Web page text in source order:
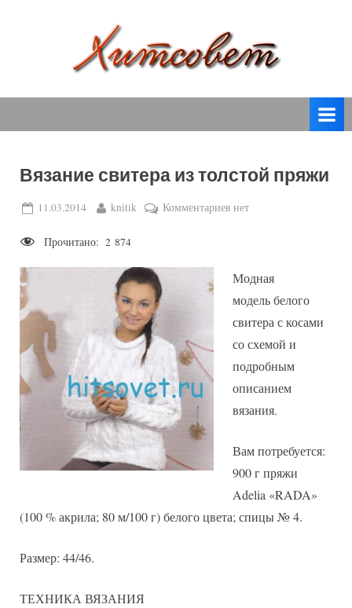
т
о
в
спицами,
крючком,
вязаные
модели
с
схемами.
Вязание свитера из толстой пряжи
Posted
11.03.2014 By
knitik Комментариевк
из
толстой
нет
Прочитано: 2 874
Модная
модель белого
свитера с косами
со схемой и
подробным
описанием
вязания.
Вам потребуется:
900 г пряжи
Adelia «RADA»
(100 % акрила; 80 м/100 г) белого цвета; спицы № 4.
Размер: 44/46.
ТЕХНИКА ВЯЗАНИЯ